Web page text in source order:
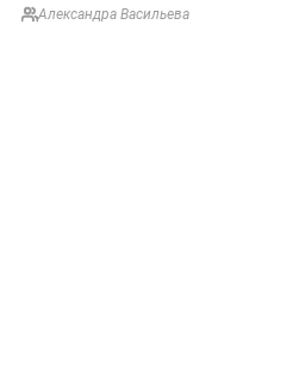
Александра Васильева